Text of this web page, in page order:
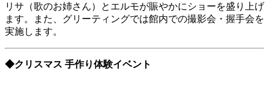
リサ（歌のお姉さん）とエルモが賑やかにショーを盛り上げ
ます。また、グリーティングでは館内での撮影会・握手会を
実施します。
◆クリスマス 手作り体験イベント